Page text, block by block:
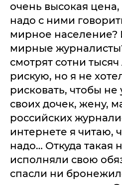
очень высокая цена,
надо с ними
мирное население?
мирные
смотрят сотни
рискую, но я не
рисковать, чтобы не
своих дочек, жену,
российских
интернете я читаю,
надо… Откуда такая
исполняли свою
спасли ни